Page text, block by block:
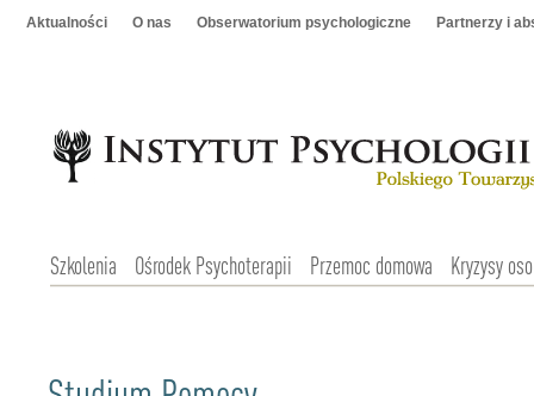
Aktualności O nas Obserwatorium psychologiczne Partnerzy i
Szkolenia Ośrodek Psychoterapii Przemoc domowa Kryzysy